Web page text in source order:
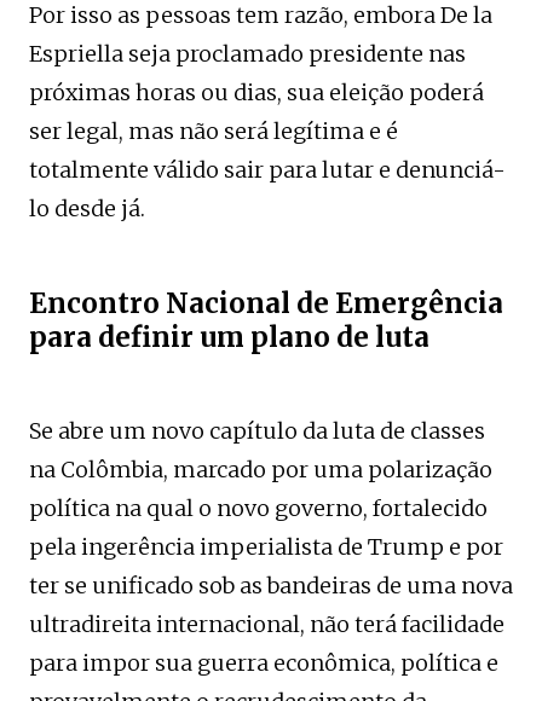
Por isso as pessoas tem razão, embora De la
Espriella seja proclamado presidente nas
próximas horas ou dias, sua eleição poderá
ser legal, mas não será legítima e é
totalmente válido sair para lutar e denunciá-
lo desde já.
Encontro Nacional de Emergência
para definir um plano de luta
Se abre um novo capítulo da luta de classes
na Colômbia, marcado por uma polarização
política na qual o novo governo, fortalecido
pela ingerência imperialista de Trump e por
ter se unificado sob as bandeiras de uma nova
ultradireita internacional, não terá facilidade
para impor sua guerra econômica, política e